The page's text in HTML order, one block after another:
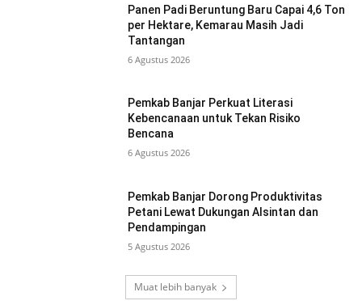
Panen Padi Beruntung Baru Capai 4,6 Ton
per Hektare, Kemarau Masih Jadi
Tantangan
6 Agustus 2026
Pemkab Banjar Perkuat Literasi
Kebencanaan untuk Tekan Risiko
Bencana
6 Agustus 2026
Pemkab Banjar Dorong Produktivitas
Petani Lewat Dukungan Alsintan dan
Pendampingan
5 Agustus 2026
Muat lebih banyak